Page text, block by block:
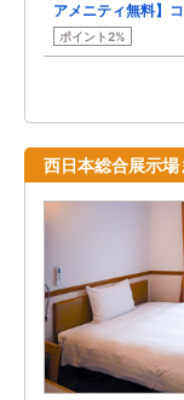
アメニティ無料】
ポイント2%
西日本総合展示